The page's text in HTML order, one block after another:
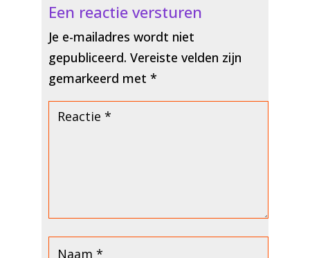
Een reactie versturen
Je e-mailadres wordt niet
gepubliceerd. Vereiste velden zijn
gemarkeerd met *